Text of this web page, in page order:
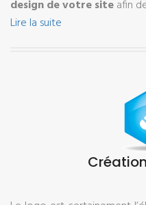
design de votre siteafin
Lire la suite